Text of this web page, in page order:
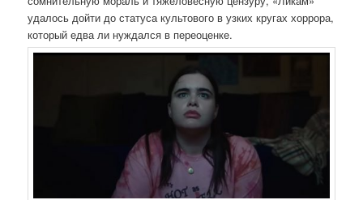
удалось дойти до статуса культового в узких кругах хоррора,
который едва ли нуждался в переоценке.